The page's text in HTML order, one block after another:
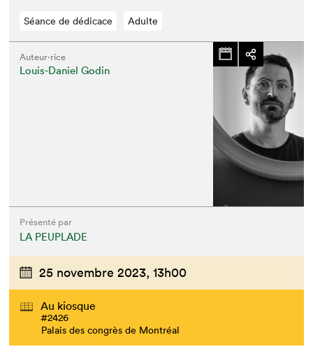
Séance de dédicace Adulte
Auteur·rice
Louis-Daniel Godin
Présenté par
LA PEUPLADE
25 novembre 2023, 13h00
Au kiosque
#2426
Palais des congrès de Montréal